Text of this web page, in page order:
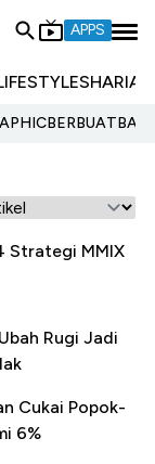
APPS
SHARIA
Strategi MMIX
Rugi Jadi
Cukai Popok-
6%